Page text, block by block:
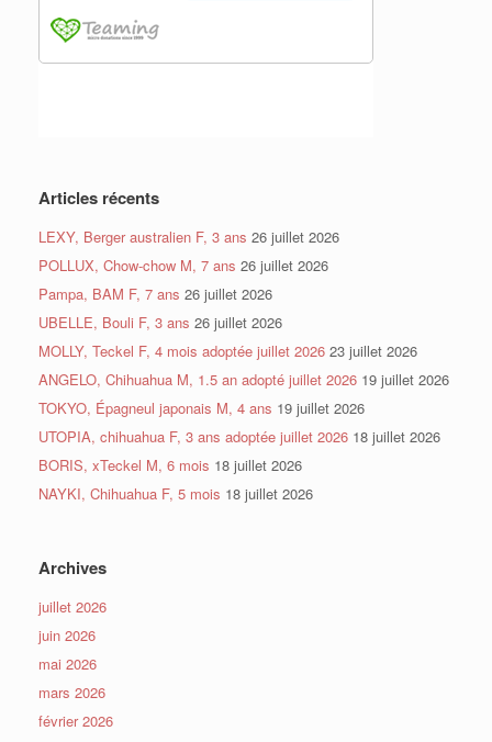
Articles récents
LEXY, Berger australien F, 3 ans 26 juillet 2026
POLLUX, Chow-chow M, 7 ans 26 juillet 2026
Pampa, BAM F, 7 ans 26 juillet 2026
UBELLE, Bouli F, 3 ans 26 juillet 2026
MOLLY, Teckel F, 4 mois adoptée juillet 2026 23 juillet 2026
ANGELO, Chihuahua M, 1.5 an adopté juillet 2026 19 juillet 2026
TOKYO, Épagneul japonais M, 4 ans 19 juillet 2026
UTOPIA, chihuahua F, 3 ans adoptée juillet 2026 18 juillet 2026
BORIS, xTeckel M, 6 mois 18 juillet 2026
NAYKI, Chihuahua F, 5 mois 18 juillet 2026
Archives
juillet 2026
juin 2026
mai 2026
mars 2026
février 2026